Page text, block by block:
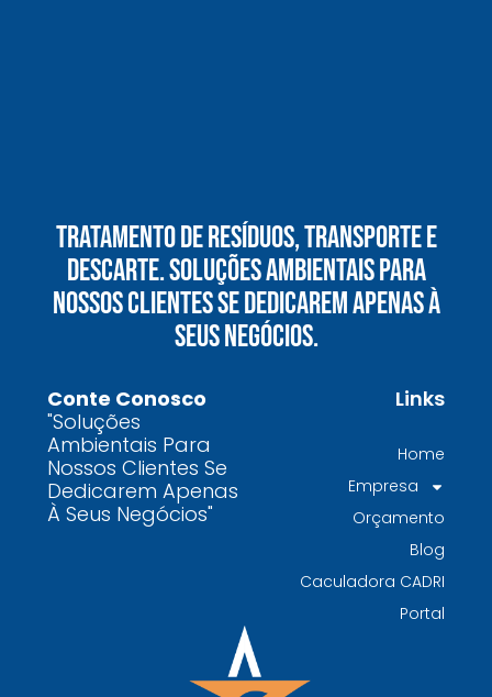
vê oportunidades bilionárias esperando para
serem exploradas.
O que uma empresa de gestão de resíduos
químicos precisa fazer para garantir segurança
e conformidade legal no Brasil
contaminados protege o meio ambiente e
garante conformidade legal no Brasil
Por que contratar uma empresa de gestão de
resíduos classe I é fundamental para sua
indústria
gerenciamento de resíduos especializada é
TODAS AS
Tratamento De Resíduos, Transporte E
Descarte. Soluções Ambientais Para
Nossos Clientes Se Dedicarem Apenas À
Seus Negócios.
Conte Conosco
"Soluções
Ambientais Para
Nossos Clientes Se
Dedicarem Apenas
À Seus Negócios"
Links
Home
Empresa
Orçamento
Blog
Caculadora CADRI
Portal